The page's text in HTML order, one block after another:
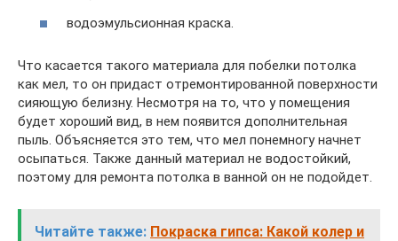
водоэмульсионная краска.
Что касается такого материала для побелки потолка
как мел, то он придаст отремонтированной поверхности
сияющую белизну. Несмотря на то, что у помещения
будет хороший вид, в нем появится дополнительная
пыль. Объясняется это тем, что мел понемногу начнет
осыпаться. Также данный материал не водостойкий,
поэтому для ремонта потолка в ванной он не подойдет.
Читайте также: Покраска гипса: Какой колер и